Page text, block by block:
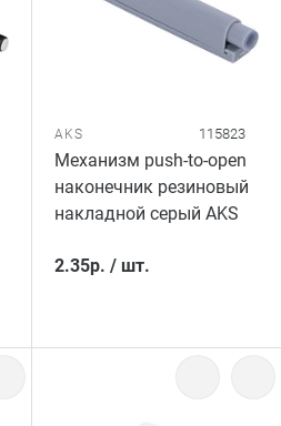
AKS 115823
Механизм push-to-open
наконечник резиновый
накладной серый AKS
2.35р. / шт.